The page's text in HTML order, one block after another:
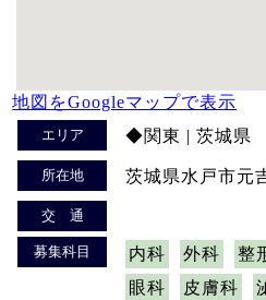
地図をGoogleマップで表示
エリア ◆関東 | 茨城県
所在地 茨城県水戸市元
交 通
募集科目 内科 外科 整
眼科
皮膚科